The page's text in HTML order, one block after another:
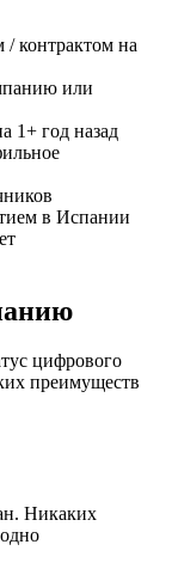
контрактом на
или
1+ год назад
в Испании
цифрового
преимуществ
Никаких